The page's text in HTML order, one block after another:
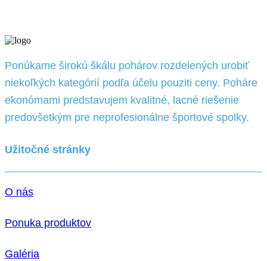
Ponúkame širokú škálu pohárov rozdelených urobiť
niekoľkých kategórií podľa účelu pouziti ceny. Poháre
ekonómami predstavujem kvalitné, lacné riešenie
predovšetkým pre neprofesionálne športové spolky.
Užitočné stránky
O nás
Ponuka produktov
Galéria